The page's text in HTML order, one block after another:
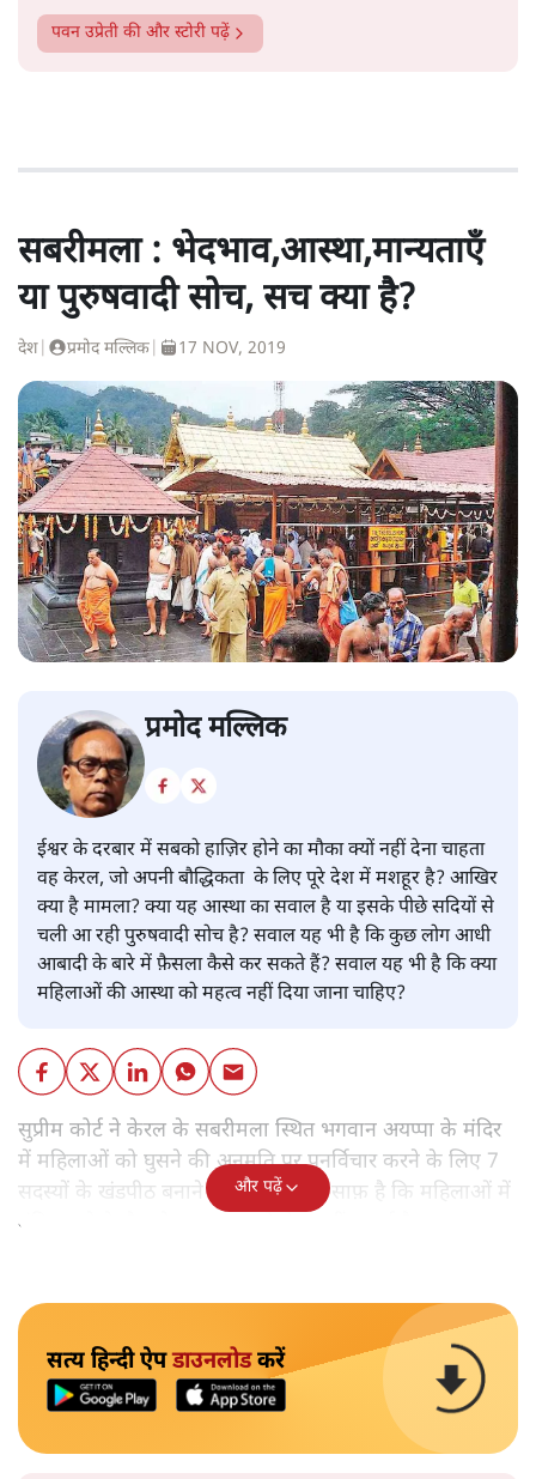
पवन उप्रेती की और स्टोरी पढ़ें
सबरीमला : भेदभाव,आस्था,मान्यताएँ
या पुरुषवादी सोच, सच क्या है?
देश प्रमोद मल्लिक 17 NOV, 2019
प्रमोद मल्लिक
ईश्वर के दरबार में सबको हाज़िर होने का मौका क्यों नहीं देना चाहता
वह केरल, जो अपनी बौद्धिकता के लिए पूरे देश में मशहूर है? आखिर
क्या है मामला? क्या यह आस्था का सवाल है या इसके पीछे सदियों से
चली आ रही पुरुषवादी सोच है? सवाल यह भी है कि कुछ लोग आधी
आबादी के बारे में फ़ैसला कैसे कर सकते हैं? सवाल यह भी है कि क्या
महिलाओं की आस्था को महत्व नहीं दिया जाना चाहिए?
सुप्रीम कोर्ट ने केरल के सबरीमला स्थित भगवान अयप्पा के मंदिर
में महिलाओं को घुसने की अनुमति पर पुनर्विचार करने के लिए 7
सदस्यों के खंडपीठ बनाने को कहा। इससे साफ़ है कि महिलाओं में
मंदिर जाने के फ़ैसले पर सरकार ने रोक नहीं लगाई है।
और पढ़ें
सत्य हिन्दी ऐपडाउनलोडकरें